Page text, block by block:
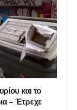
και το
– Έτρεχε